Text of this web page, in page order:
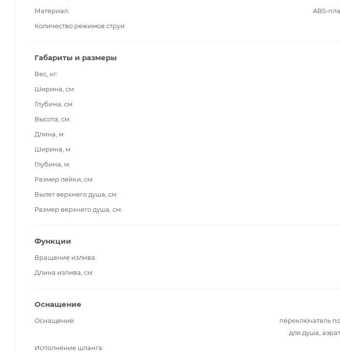
Материал
ABS-
Количество режимов струи
Габариты и размеры
Вес, кг
Ширина, см
Глубина, см
Высота, см
Длина, м
Ширина, м
Глубина, м
Размер лейки, см
Вылет верхнего душа, см
Размер верхнего душа, см
Функции
Вращение излива
Длина излива, см
Оснащение
Оснащение
переключатель
для душа,
Исполнение шланга